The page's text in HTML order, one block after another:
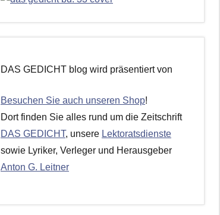
DAS GEDICHT blog wird präsentiert von
Besuchen Sie auch unseren Shop!
Dort finden Sie alles rund um die Zeitschrift
DAS GEDICHT, unsere Lektoratsdienste
sowie Lyriker, Verleger und Herausgeber
Anton G. Leitner